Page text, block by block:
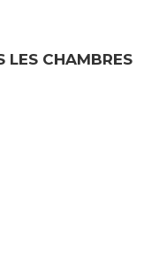
LES CHAMBRES